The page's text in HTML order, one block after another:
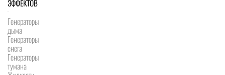
ЭФФЕКТОВ
Генераторы
дыма
Генераторы
снега
Генераторы
тумана